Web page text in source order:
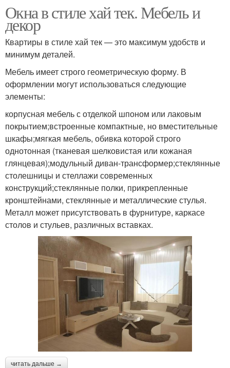
Окна в стиле хай тек. Мебель и
декор
Квартиры в стиле хай тек — это максимум удобств и
минимум деталей.
Мебель имеет строго геометрическую форму. В
оформлении могут использоваться следующие
элементы:
корпусная мебель с отделкой шпоном или лаковым
покрытием;встроенные компактные, но вместительные
шкафы;мягкая мебель, обивка которой строго
однотонная (тканевая шелковистая или кожаная
глянцевая);модульный диван-трансформер;стеклянные
столешницы и стеллажи современных
конструкций;стеклянные полки, прикрепленные
кронштейнами, стеклянные и металлические стулья.
Металл может присутствовать в фурнитуре, каркасе
столов и стульев, различных вставках.
читать дальше →